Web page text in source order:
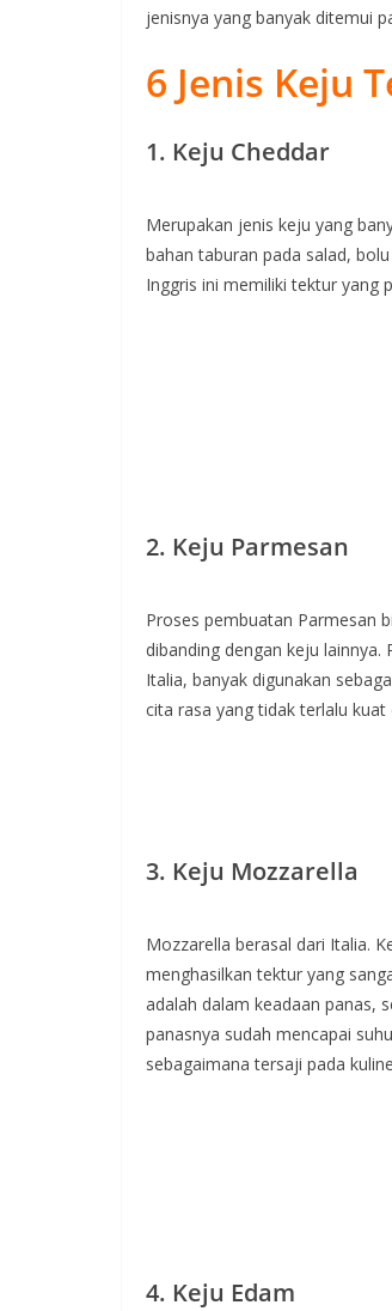
jenisnya yang banyak ditemui
6 Jenis Keju
1. Keju Cheddar
Merupakan jenis keju yang
bahan taburan pada salad,
Inggris ini memiliki tektur yang
2. Keju Parmesan
Proses pembuatan Parmesan
dibanding dengan keju
Italia, banyak digunakan
cita rasa yang tidak terlalu
3. Keju Mozzarella
Mozzarella berasal dari Italia.
menghasilkan tektur yang
adalah dalam keadaan panas,
panasnya sudah mencapai
sebagaimana tersaji pada
4. Keju Edam